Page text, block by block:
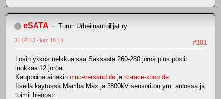
eSATA Turun Urheiluautoilijat ry
#101
31.07.13 - klo: 18.14
Losin ykkös nelkkua saa Saksasta 260-280 jöröä plus postit
luokkaa 12 jöröä.
Kauppoina ainakin cmc-versand.de ja rc-race-shop.de
Itsellä käytössä Mamba Max ja 3800kV sensoriton ym. autossa ja
toimii hienosti.